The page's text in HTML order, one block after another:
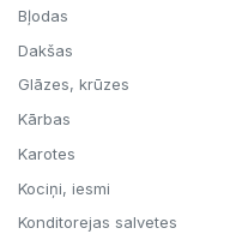
Bļodas
Dakšas
Glāzes, krūzes
Kārbas
Karotes
Kociņi, iesmi
Konditorejas salvetes